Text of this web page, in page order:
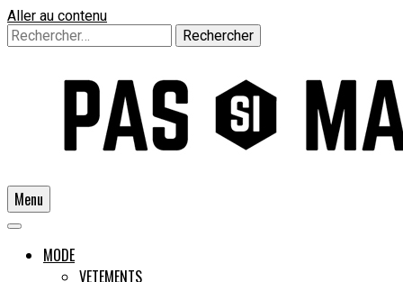
Aller au contenu
Rechercher :
Un guide pour l'homme moderne
Menu
MODE
VETEMENTS